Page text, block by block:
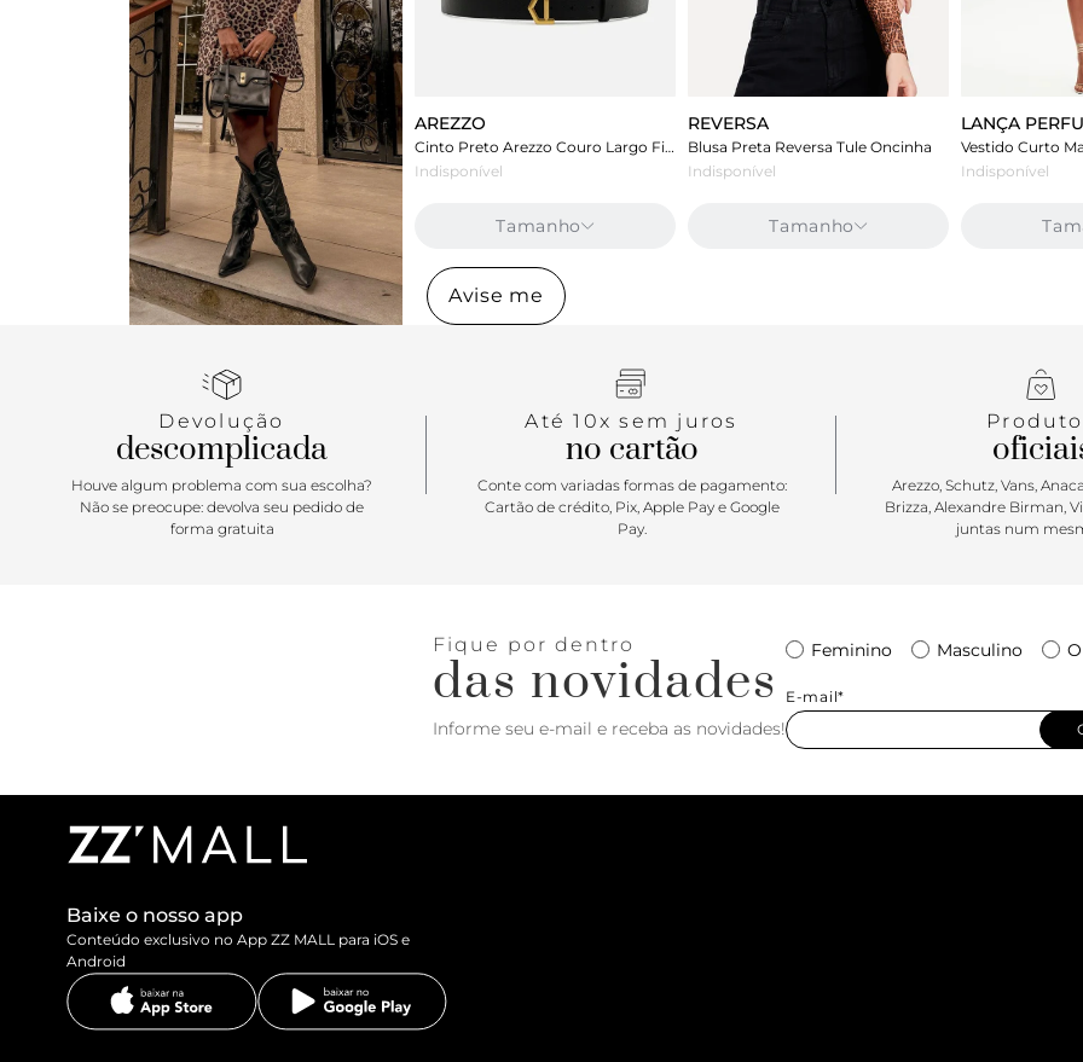
AREZZO
Cinto Preto Arezzo Couro Largo Fivela A
Indisponível
Tamanho
Avise me
REVERSA
Blusa Preta Reversa Tule Oncinha
Indisponível
Tamanho
LANÇA
Indisponível
Devolução
descomplicada
Houve algum problema com sua escolha?
Não se preocupe: devolva seu pedido de
forma gratuita
Até 10x sem juros
no cartão
Conte com variadas formas de pagamento:
Cartão de crédito, Pix, Apple Pay e Google
Pay.
Arezzo, Schutz, Vans,
Brizza, Alexandre Birman,
juntas num
Fique por dentro
das novidades
Informe seu e-mail e receba as novidades!
Feminino Masculino
E-mail*
Baixe o nosso app
Conteúdo exclusivo no App ZZ MALL para iOS e
Android